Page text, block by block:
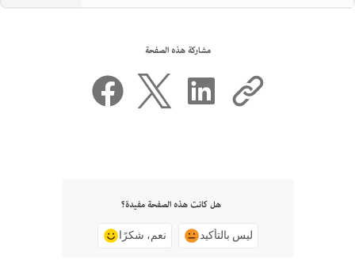
مشاركة هذه الصفحة
هل كانت هذه الصفحة مفيدة؟
نعم، شكرًا ليس بالتأكيد